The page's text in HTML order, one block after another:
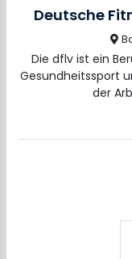
Deutsche
Die dflv ist ein
Gesundheitssport
der